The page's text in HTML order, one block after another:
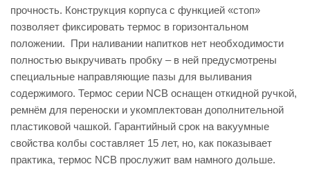
прочность. Конструкция корпуса с функцией «стоп»
позволяет фиксировать термос в горизонтальном
положении. При наливании напитков нет необходимости
полностью выкручивать пробку – в ней предусмотрены
специальные направляющие пазы для выливания
содержимого. Термос серии NCB оснащен откидной ручкой,
ремнём для переноски и укомплектован дополнительной
пластиковой чашкой. Гарантийный срок на вакуумные
свойства колбы составляет 15 лет, но, как показывает
практика, термос NCB прослужит вам намного дольше.